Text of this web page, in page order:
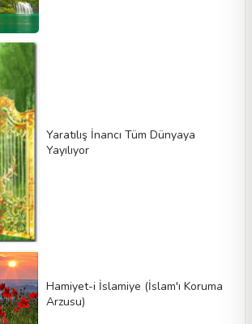
Yaratılış İnancı Tüm Dünyaya
Yayılıyor
Hamiyet-i İslamiye (İslam'ı Koruma
Arzusu)